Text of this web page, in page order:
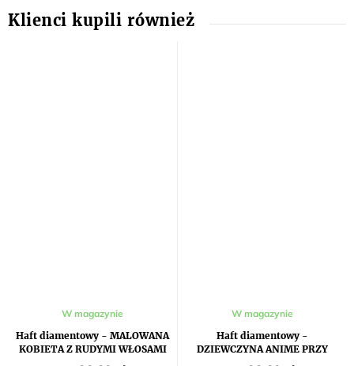
Haft diamentowy - MALOWANA
KOBIETA Z RUDYMI WŁOSAMI
W magazynie
Haft diamentowy -
DZIEWCZYNA ANIME PRZY
DRZEWIE
W magazynie